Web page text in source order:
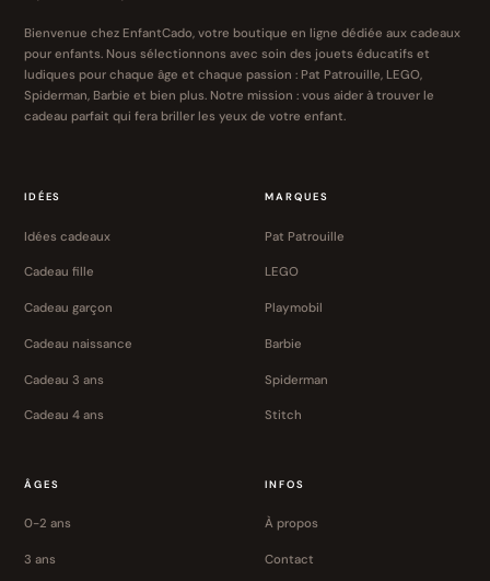
Bienvenue chez EnfantCado, votre boutique en ligne dédiée aux cadeaux
pour enfants. Nous sélectionnons avec soin des jouets éducatifs et
ludiques pour chaque âge et chaque passion : Pat Patrouille, LEGO,
Spiderman, Barbie et bien plus. Notre mission : vous aider à trouver le
cadeau parfait qui fera briller les yeux de votre enfant.
IDÉES
Idées cadeaux
Cadeau fille
Cadeau garçon
Cadeau naissance
Cadeau 3 ans
Cadeau 4 ans
MARQUES
Pat Patrouille
LEGO
Playmobil
Barbie
Spiderman
Stitch
ÂGES
0-2 ans
3 ans
INFOS
À propos
Contact